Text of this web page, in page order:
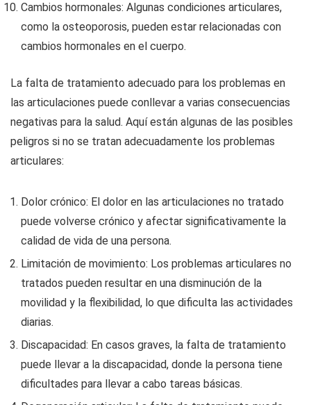
Cambios hormonales: Algunas condiciones articulares,
como la osteoporosis, pueden estar relacionadas con
cambios hormonales en el cuerpo.
La falta de tratamiento adecuado para los problemas en
las articulaciones puede conllevar a varias consecuencias
negativas para la salud. Aquí están algunas de las posibles
peligros si no se tratan adecuadamente los problemas
articulares:
Dolor crónico: El dolor en las articulaciones no tratado
puede volverse crónico y afectar significativamente la
calidad de vida de una persona.
Limitación de movimiento: Los problemas articulares no
tratados pueden resultar en una disminución de la
movilidad y la flexibilidad, lo que dificulta las actividades
diarias.
Discapacidad: En casos graves, la falta de tratamiento
puede llevar a la discapacidad, donde la persona tiene
dificultades para llevar a cabo tareas básicas.